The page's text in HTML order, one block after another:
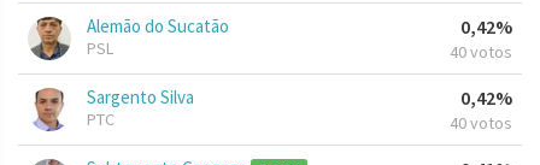
Alemão do Sucatão
PSL
0,42%
40 votos
Sargento Silva
PTC
0,42%
40 votos